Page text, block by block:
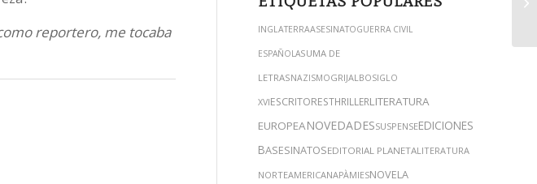
reportero, me tocaba
INGLATERRAASESINATOGUERRA CIVIL
ESPAÑOLASUMA DE
LETRASNAZISMOGRIJALBOSIGLO
XVIESCRITORESTHRILLERLITERATURA
EUROPEANOVEDADESSUSPENSEEDICIONES
BASESINATOSEDITORIAL PLANETALITERATURA
NORTEAMERICANAPÀMIESNOVELA